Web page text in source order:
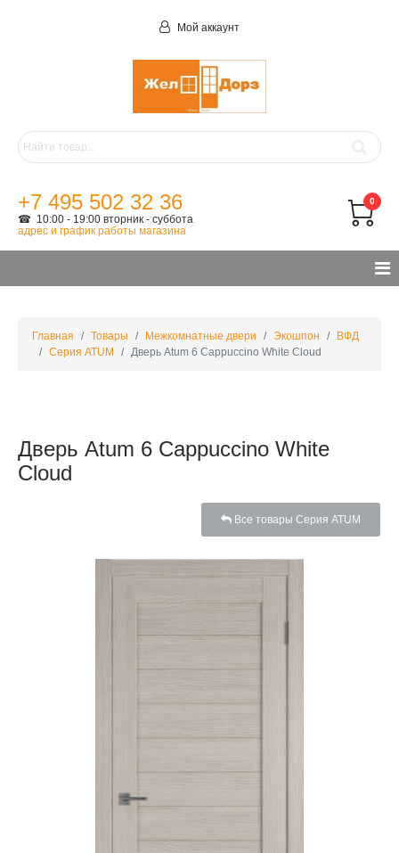
Мой аккаунт
+7 495 502 32 36
☎ 10:00 - 19:00 вторник - суббота
адрес и график работы магазина
0
Главная Товары Межкомнатные двери Экошпон
ВФД
Серия ATUM
Дверь Atum 6 Cappuccino White Cloud
Дверь Atum 6 Cappuccino White
Cloud
Все товары Серия ATUM